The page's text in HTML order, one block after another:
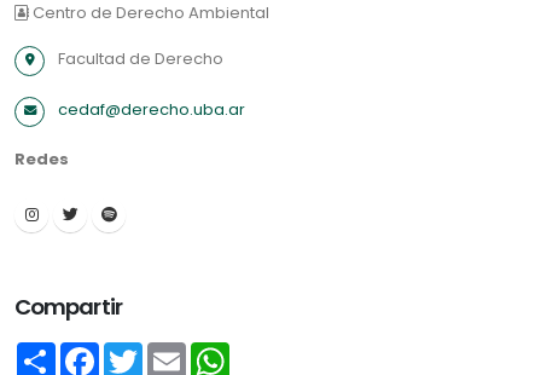
Centro de Derecho Ambiental
Facultad de Derecho
cedaf@derecho.uba.ar
Redes
Compartir
Share Facebook
TwitterEmail